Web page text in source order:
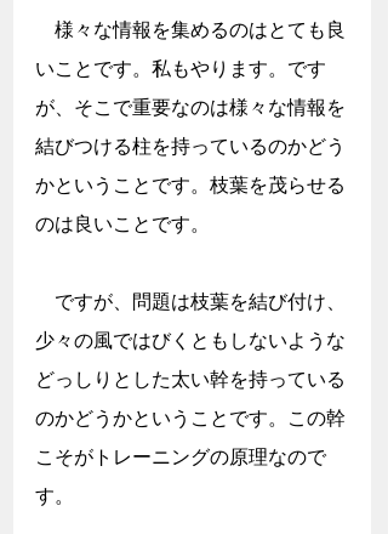
様々な情報を集めるのはとても良
いことです。私もやります。です
が、そこで重要なのは様々な情報を
結びつける柱を持っているのかどう
かということです。枝葉を茂らせる
のは良いことです。
ですが、問題は枝葉を結び付け、
少々の風ではびくともしないような
どっしりとした太い幹を持っている
のかどうかということです。この幹
こそがトレーニングの原理なので
す。